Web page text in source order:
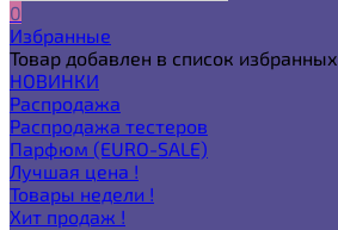
0
Избранные
Товар добавлен в список избранных
НОВИНКИ
Распродажа
Распродажа тестеров
Парфюм (EURO-SALE)
Лучшая цена !
Товары недели !
Хит продаж !